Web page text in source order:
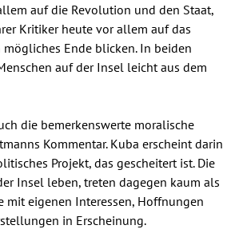
auf die Revolution und den Staat,
Kritiker heute vor allem auf das
mögliches Ende blicken. In beiden
auf der Insel leicht aus dem
die bemerkenswerte moralische
Kommentar. Kuba erscheint darin
Projekt, das gescheitert ist. Die
Insel leben, treten dagegen kaum als
mit eigenen Interessen, Hoffnungen
in Erscheinung.